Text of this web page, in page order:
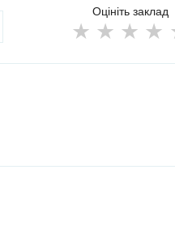
Оцініть заклад